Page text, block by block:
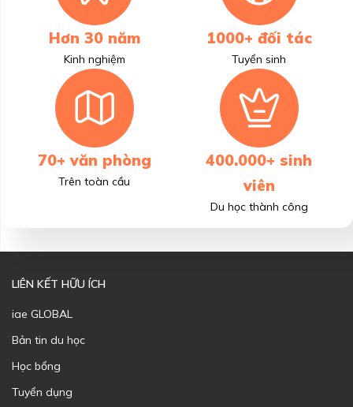
Hơn 30 năm
Kinh nghiệm
1000+ đối tác
Tuyển sinh
70+ văn phòng
Trên toàn cầu
400.000+ sinh
viên
Du học thành công
LIÊN KẾT HỮU ÍCH
iae GLOBAL
Bản tin du học
Học bổng
Tuyển dụng